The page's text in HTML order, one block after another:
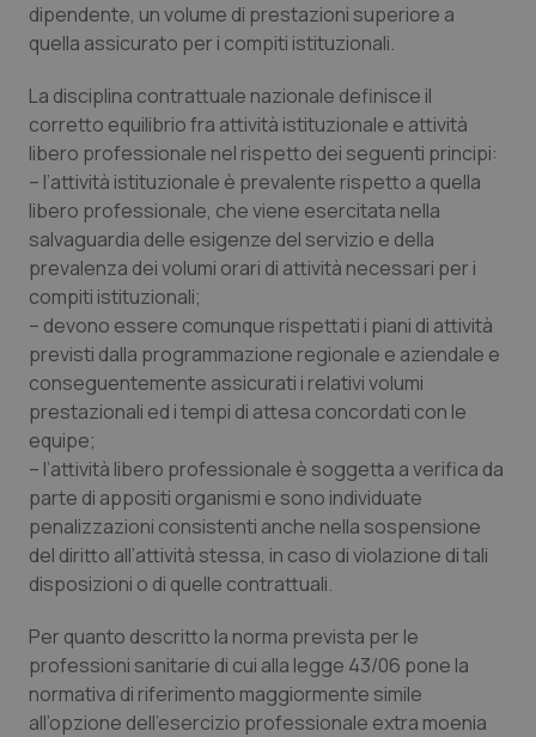
dipendente, un volume di prestazioni superiore a
quella assicurato per i compiti istituzionali.
La disciplina contrattuale nazionale definisce il
corretto equilibrio fra attività istituzionale e attività
libero professionale nel rispetto dei seguenti principi:
– l’attività istituzionale è prevalente rispetto a quella
libero professionale, che viene esercitata nella
salvaguardia delle esigenze del servizio e della
prevalenza dei volumi orari di attività necessari per i
compiti istituzionali;
– devono essere comunque rispettati i piani di attività
previsti dalla programmazione regionale e aziendale e
conseguentemente assicurati i relativi volumi
prestazionali ed i tempi di attesa concordati con le
equipe;
– l’attività libero professionale è soggetta a verifica da
parte di appositi organismi e sono individuate
penalizzazioni consistenti anche nella sospensione
del diritto all’attività stessa, in caso di violazione di tali
disposizioni o di quelle contrattuali.
Per quanto descritto la norma prevista per le
professioni sanitarie di cui alla legge 43/06 pone la
normativa di riferimento maggiormente simile
all’opzione dell’esercizio professionale extra moenia